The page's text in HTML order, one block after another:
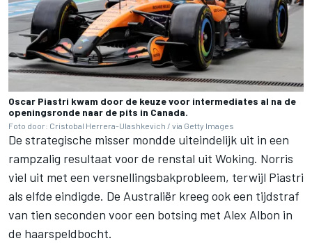
Oscar Piastri kwam door de keuze voor intermediates al na de
openingsronde naar de pits in Canada.
Foto door: Cristobal Herrera-Ulashkevich / via Getty Images
De strategische misser mondde uiteindelijk uit in een
rampzalig resultaat voor de renstal uit Woking. Norris
viel uit met een versnellingsbakprobleem, terwijl Piastri
als elfde eindigde. De Australiër kreeg ook een tijdstraf
van tien seconden voor een botsing met Alex Albon in
de haarspeldbocht.